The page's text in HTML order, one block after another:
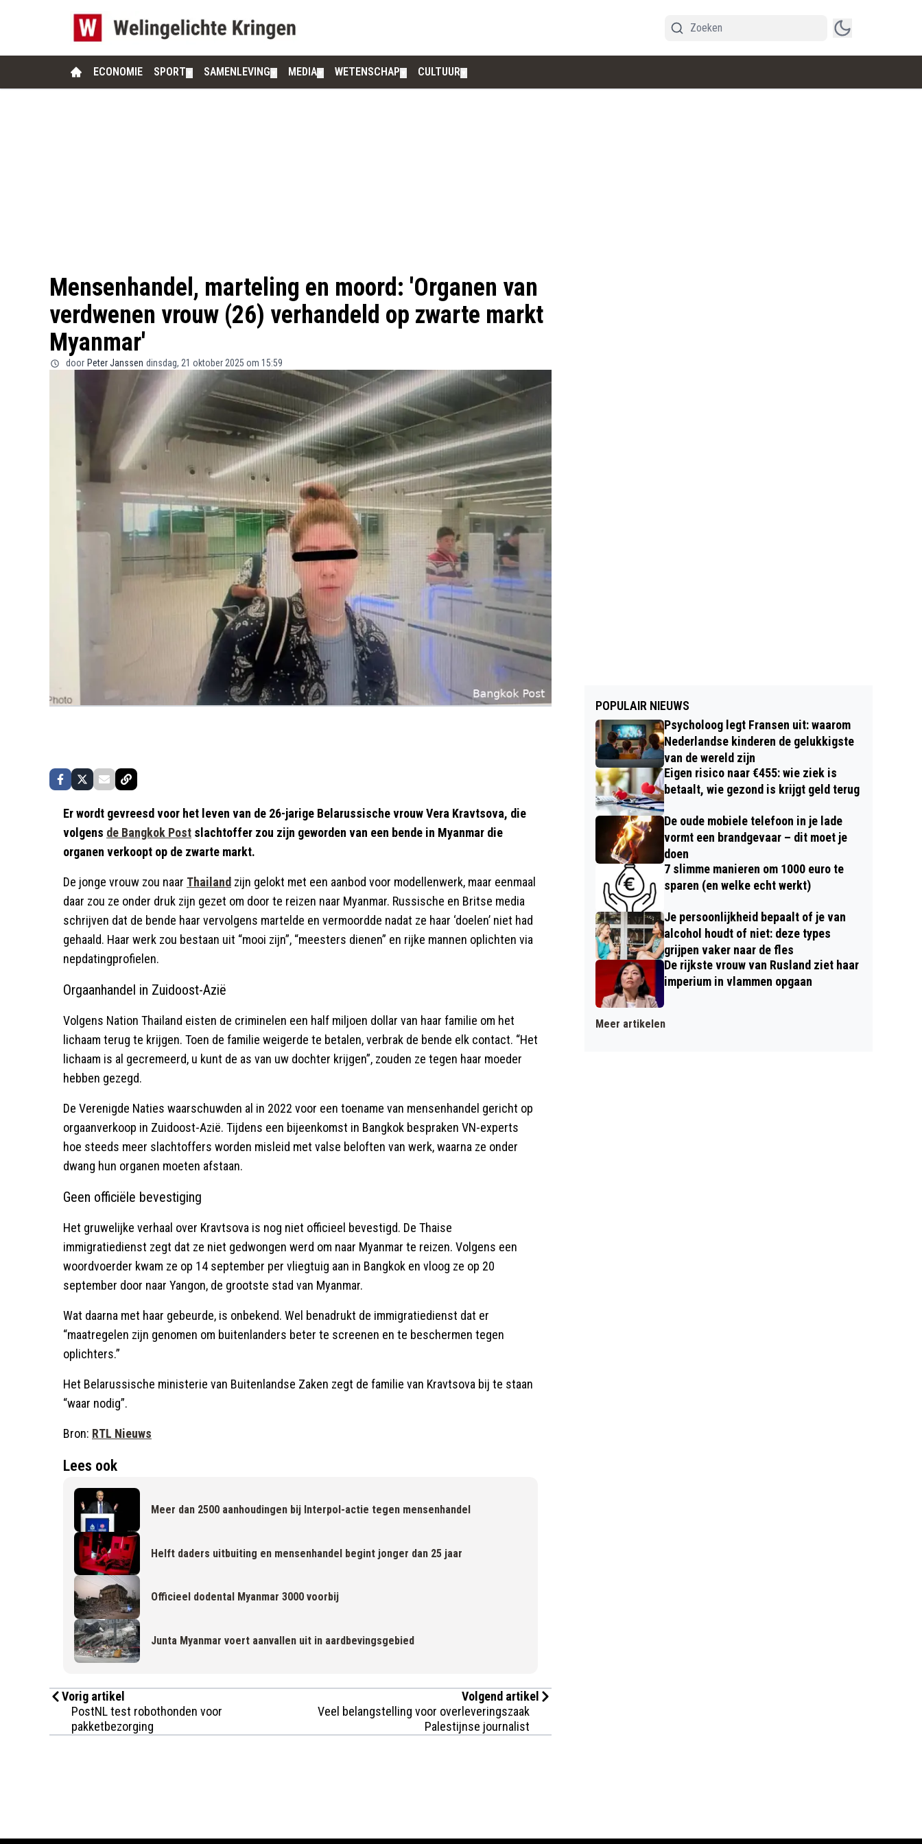
ECONOMIE SPORT SAMENLEVING MEDIA WETENSCHAP CULTUUR
Mensenhandel, marteling en moord: 'Organen van
verdwenen vrouw (26) verhandeld op zwarte markt
Myanmar'
door Peter Janssen dinsdag, 21 oktober 2025 om 15:59
Er wordt gevreesd voor het leven van de 26-jarige Belarussische vrouw Vera Kravtsova, die
volgens de Bangkok Post slachtoffer zou zijn geworden van een bende in Myanmar die
organen verkoopt op de zwarte markt.
De jonge vrouw zou naar Thailand zijn gelokt met een aanbod voor modellenwerk, maar eenmaal
daar zou ze onder druk zijn gezet om door te reizen naar Myanmar. Russische en Britse media
schrijven dat de bende haar vervolgens martelde en vermoordde nadat ze haar ‘doelen’ niet had
gehaald. Haar werk zou bestaan uit “mooi zijn”, “meesters dienen” en rijke mannen oplichten via
nepdatingprofielen.
Orgaanhandel in Zuidoost-Azië
Volgens Nation Thailand eisten de criminelen een half miljoen dollar van haar familie om het
lichaam terug te krijgen. Toen de familie weigerde te betalen, verbrak de bende elk contact. “Het
lichaam is al gecremeerd, u kunt de as van uw dochter krijgen”, zouden ze tegen haar moeder
hebben gezegd.
De Verenigde Naties waarschuwden al in 2022 voor een toename van mensenhandel gericht op
orgaanverkoop in Zuidoost-Azië. Tijdens een bijeenkomst in Bangkok bespraken VN-experts
hoe steeds meer slachtoffers worden misleid met valse beloften van werk, waarna ze onder
dwang hun organen moeten afstaan.
Geen officiële bevestiging
Het gruwelijke verhaal over Kravtsova is nog niet officieel bevestigd. De Thaise
immigratiedienst zegt dat ze niet gedwongen werd om naar Myanmar te reizen. Volgens een
woordvoerder kwam ze op 14 september per vliegtuig aan in Bangkok en vloog ze op 20
september door naar Yangon, de grootste stad van Myanmar.
Wat daarna met haar gebeurde, is onbekend. Wel benadrukt de immigratiedienst dat er
“maatregelen zijn genomen om buitenlanders beter te screenen en te beschermen tegen
oplichters.”
Het Belarussische ministerie van Buitenlandse Zaken zegt de familie van Kravtsova bij te staan
“waar nodig”.
Bron: RTL Nieuws
Lees ook
Meer dan 2500 aanhoudingen bij Interpol-actie tegen mensenhandel
Helft daders uitbuiting en mensenhandel begint jonger dan 25 jaar
Officieel dodental Myanmar 3000 voorbij
Junta Myanmar voert aanvallen uit in aardbevingsgebied
Vorig artikel
PostNL test robothonden voor
pakketbezorging
Volgend artikel
Veel belangstelling voor overleveringszaak
Palestijnse journalist
POPULAIR NIEUWS
Psycholoog legt Fransen uit: waarom
Nederlandse kinderen de gelukkigste
van de wereld zijn
Eigen risico naar €455: wie ziek is
betaalt, wie gezond is krijgt geld terug
De oude mobiele telefoon in je lade
vormt een brandgevaar – dit moet je
doen
7 slimme manieren om 1000 euro te
sparen (en welke echt werkt)
Je persoonlijkheid bepaalt of je van
alcohol houdt of niet: deze types
grijpen vaker naar de fles
De rijkste vrouw van Rusland ziet haar
imperium in vlammen opgaan
Meer artikelen